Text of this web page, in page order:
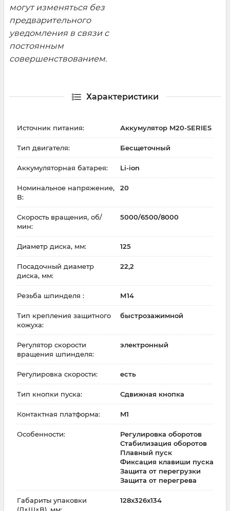
могут изменяться без
предварительного
уведомления в связи с
постоянным
совершенствованием.
Характеристики
Источник питания: Аккумулятор M20-SERIES
Тип двигателя: Бесщеточный
Аккумуляторная батарея: Li-ion
Номинальное напряжение,
В:
20
Скорость вращения, об/
мин:
5000/6500/8000
Диаметр диска, мм: 125
Посадочный диаметр
диска, мм:
22,2
Резьба шпинделя : М14
Тип крепления защитного
кожуха:
быстрозажимной
Регулятор скорости
вращения шпинделя:
электронный
Регулировка скорости: есть
Тип кнопки пуска: Сдвижная кнопка
Контактная платформа: M1
Особенности:
Регулировка оборотов
Стабилизация оборотов
Плавный пуск
Фиксация клавиши пуска
Защита от перегрузки
Защита от перегрева
Габариты упаковки
128x326x134